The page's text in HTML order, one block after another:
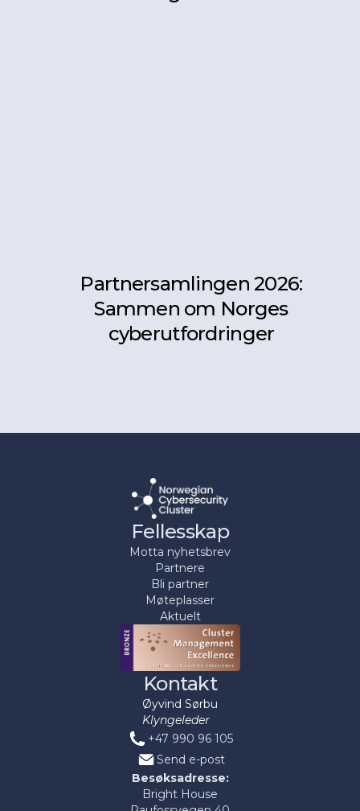
Partnersamlingen 2026:
Sammen om Norges
cyberutfordringer
Fellesskap
Motta nyhetsbrev
Partnere
Bli partner
Møteplasser
Aktuelt
Kontakt
Øyvind Sørbu
Klyngeleder
+47 990 96 105
Send e-post
Besøksadresse:
Bright House